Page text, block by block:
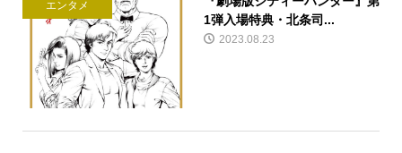
エンタメ
1弾入場特典・北条司...
2023.08.23